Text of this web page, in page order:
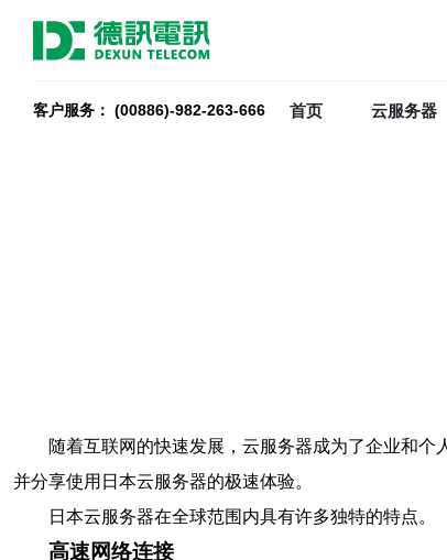
客户服务： (00886)-982-263-666 首页 云服务器
随着互联网的快速发展，云服务器成为了企业和
并分享使用日本云服务器的极速体验。
日本云服务器在全球范围内具有许多独特的特点。
高速网络连接